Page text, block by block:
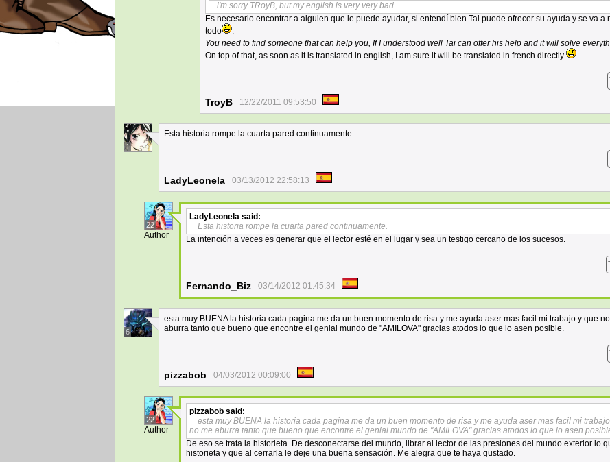
i'm sorry TRoyB, but my english is very very bad.
Es necesario encontrar a alguien que le puede ayudar, si entendí bien Tai puede ofrecer su ayuda y se va a
todo
.
You need to find someone that can help you, If I understood well Tai can offer his help and it will solve
On top of that, as soon as it is translated in english, I am sure it will be translated in french directly
.
TroyB 12/22/2011 09:53:50
1
Esta historia rompe la cuarta pared continuamente.
LadyLeonela 03/13/2012 22:58:13
22
Author
LadyLeonela said:
Esta historia rompe la cuarta pared continuamente.
La intención a veces es generar que el lector esté en el lugar y sea un testigo cercano de los sucesos.
Fernando_Biz 03/14/2012 01:45:34
6
esta muy BUENA la historia cada pagina me da un buen momento de risa y me ayuda aser mas facil mi trabajo y que
aburra tanto que bueno que encontre el genial mundo de "AMILOVA" gracias atodos lo que lo asen posible.
pizzabob 04/03/2012 00:09:00
22
Author
pizzabob said:
esta muy BUENA la historia cada pagina me da un buen momento de risa y me ayuda aser mas facil mi
no me aburra tanto que bueno que encontre el genial mundo de "AMILOVA" gracias atodos lo que lo asen
De eso se trata la historieta. De desconectarse del mundo, librar al lector de las presiones del mundo exterior lo
historieta y que al cerrarla le deje una buena sensación. Me alegra que te haya gustado.